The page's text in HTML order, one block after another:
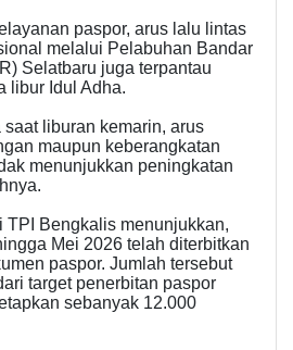
paspor, arus lalu lintas
melalui Pelabuhan Bandar
Selatbaru juga terpantau
libur Idul Adha.
saat liburan kemarin, arus
maupun keberangkatan
menunjukkan peningkatan
TPI Bengkalis menunjukkan,
Mei 2026 telah diterbitkan
paspor. Jumlah tersebut
target penerbitan paspor
sebanyak 12.000